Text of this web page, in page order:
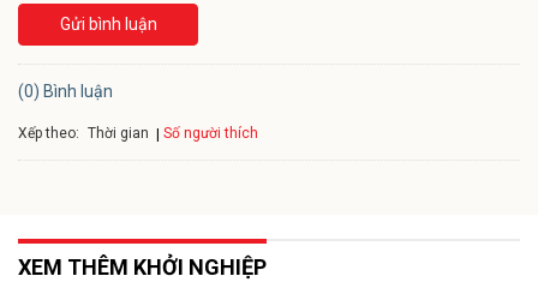
Gửi bình luận
(0) Bình luận
Xếp theo: Thời gian Số người thích
XEM THÊM KHỞI NGHIỆP